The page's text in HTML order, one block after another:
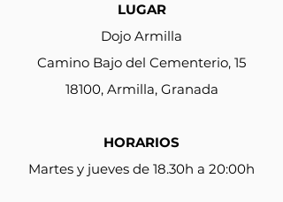
LUGAR
Dojo Armilla
Camino Bajo del Cementerio, 15
18100, Armilla, Granada
HORARIOS
Martes y jueves de 18.30h a 20:00h